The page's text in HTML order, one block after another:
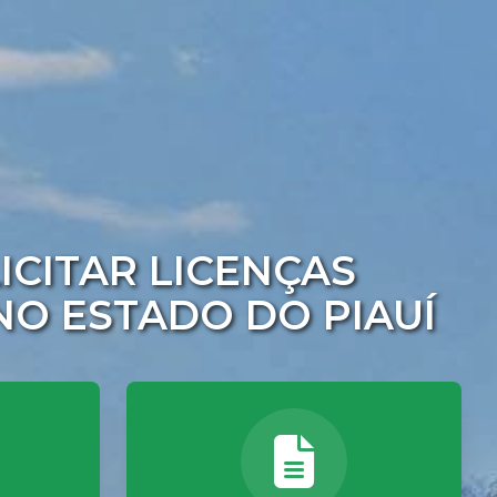
LICENÇAS
ESTADO DO PIAUÍ